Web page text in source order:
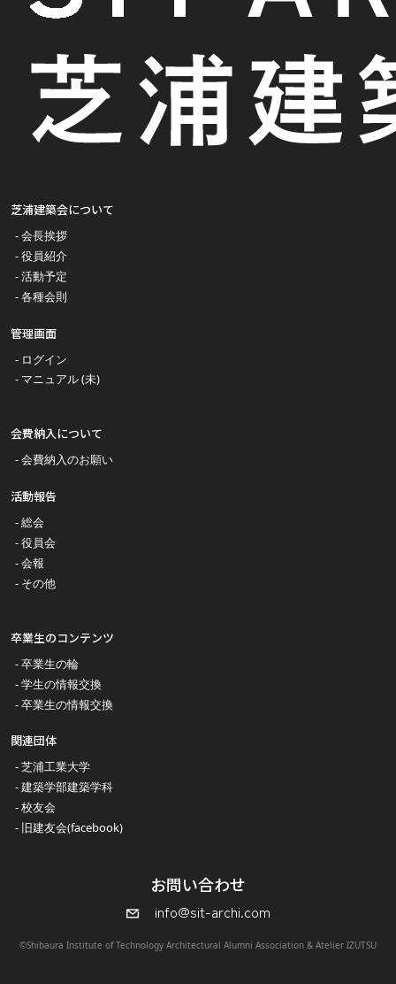
芝浦建築会について
会長挨拶
役員紹介
活動予定
各種会則
管理画面
ログイン
マニュアル (未)
会費納入について
会費納入のお願い
活動報告
総会
役員会
会報
その他
卒業生のコンテンツ
卒業生の輪
学生の情報交換
卒業生の情報交換
関連団体
芝浦工業大学
建築学部建築学科
校友会
旧建友会(facebook)
お問い合わせ
info@sit-archi.com
©Shibaura Institute of Technology Architectural Alumni Association & Atelier IZUTSU